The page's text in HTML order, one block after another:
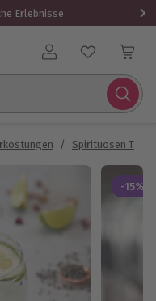
Erlebnisse
Benutzerkonto
/ Spirituosen
-15%